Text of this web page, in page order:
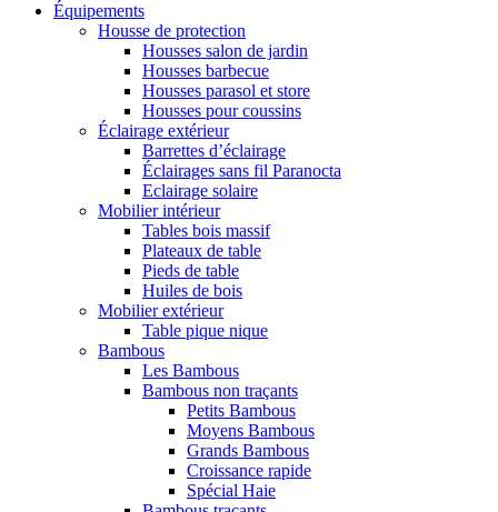
Équipements
Housse de protection
Housses salon de jardin
Housses barbecue
Housses parasol et store
Housses pour coussins
Éclairage extérieur
Barrettes d’éclairage
Éclairages sans fil Paranocta
Eclairage solaire
Mobilier intérieur
Tables bois massif
Plateaux de table
Pieds de table
Huiles de bois
Mobilier extérieur
Table pique nique
Bambous
Les Bambous
Bambous non traçants
Petits Bambous
Moyens Bambous
Grands Bambous
Croissance rapide
Spécial Haie